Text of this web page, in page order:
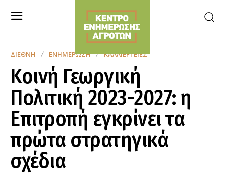
ΔΙΕΘΝΉ ΕΝΗΜΈΡΩΣΗ ΚΑΛΛΙΈΡΓΕΙΕΣ
Κοινή Γεωργική
Πολιτική 2023-2027: η
Επιτροπή εγκρίνει τα
πρώτα στρατηγικά
σχέδια